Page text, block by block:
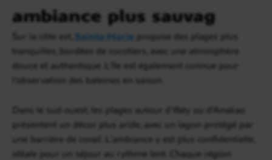
ambiance plus sauvag
Sur la côte est, Sainte-Marie propose des plages plus
tranquilles, bordées de cocotiers, avec une atmosphère
douce et authentique. L’île est également connue pour
l’observation des baleines en saison.
Dans le sud-ouest, les plages autour d’Ifaty ou d’Anakao
présentent un décor plus aride, avec un lagon protégé par
une barrière de corail. L’ambiance y est plus confidentielle,
idéale pour un séjour au rythme lent. Chaque région